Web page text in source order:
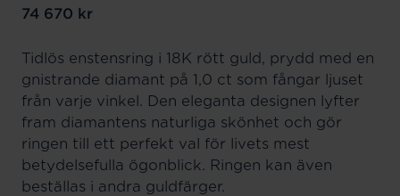
Pris:74 670 kr
74 670 kr
Tidlös enstensring i 18K rött guld, prydd med en
gnistrande diamant på 1,0 ct som fångar ljuset
från varje vinkel. Den eleganta designen lyfter
fram diamantens naturliga skönhet och gör
ringen till ett perfekt val för livets mest
betydelsefulla ögonblick. Ringen kan även
beställas i andra guldfärger.